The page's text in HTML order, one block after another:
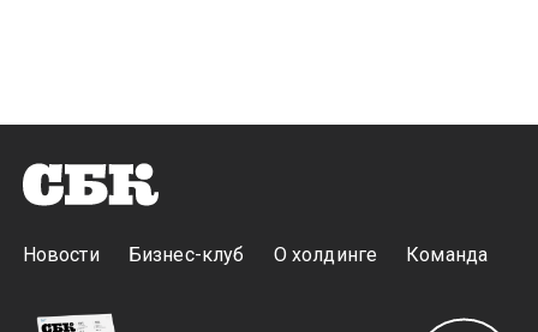
Новости Бизнес-клуб О холдинге Команда